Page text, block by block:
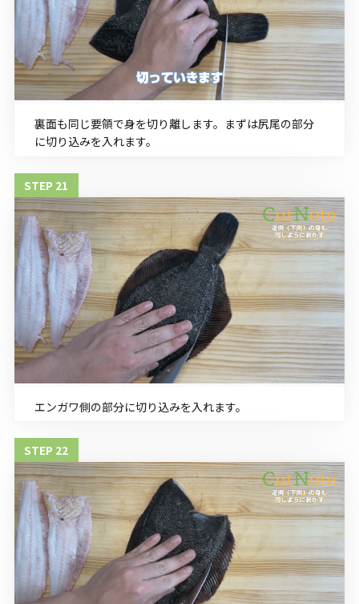
裏面も同じ要領で身を切り離します。まずは尻尾の部分
に切り込みを入れます。
エンガワ側の部分に切り込みを入れます。